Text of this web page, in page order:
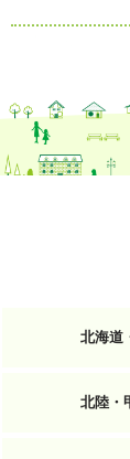
北海道
北陸・